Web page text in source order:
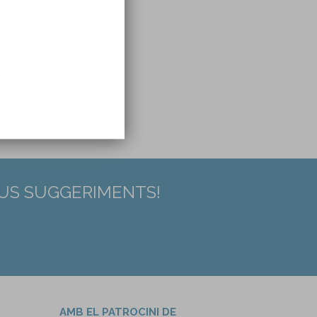
SUGGERIMENTS!
AMB EL PATROCINI DE